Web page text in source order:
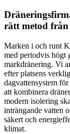
rätt metod
Marken i och runt
med periodvis högt
markdränering. Vi
efter platsens
dagvattensystem
att kombinera
modern isolering
inträngande vatten
säkert och
klimat.